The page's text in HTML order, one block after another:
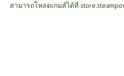
สามารถโหลดเกมส์ได้ที่